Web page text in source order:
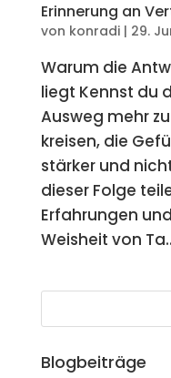
Erinnerung an
von konradi| 29.
Warum die
liegt Kennst du
Ausweg mehr
kreisen, die
stärker und
dieser Folge
Erfahrungen
Weisheit von
Blogbeiträge